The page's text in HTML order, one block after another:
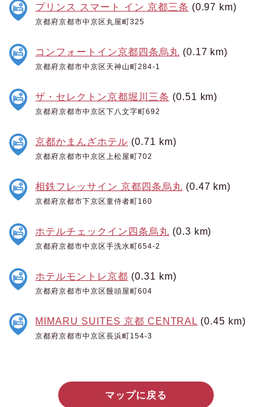
プリンス スマート イン 京都三条 (0.97 km)
京都府京都市中京区丸屋町325
コンフォートイン京都四条烏丸 (0.17 km)
京都府京都市中京区天神山町284-1
ザ・セレクトン京都堀川三条 (0.51 km)
京都府京都市中京区下八文字町692
京都かまんざホテル (0.71 km)
京都府京都市中京区上松屋町702
相鉄フレッサイン 京都四条烏丸 (0.47 km)
京都府京都市下京区童侍者町160
ホテルチェックイン四条烏丸 (0.3 km)
京都府京都市中京区手洗水町654-2
ホテルモントレ京都 (0.31 km)
京都府京都市中京区饅頭屋町604
MIMARU SUITES 京都 CENTRAL (0.45 km)
京都府京都市中京区長浜町154-3
マップに戻る